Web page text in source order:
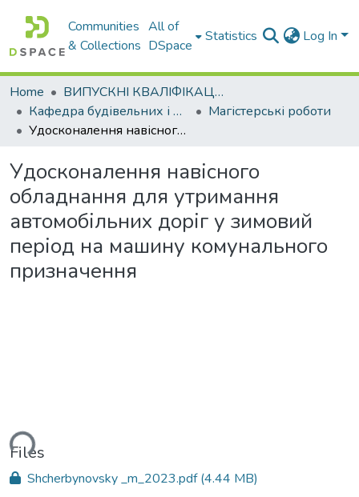
Communities
& Collections
All of
DSpace
Statistics Log In
Home
ВИПУСКНІ КВАЛІФІКАЦІЙНІ РОБОТИ
Кафедра будівельних і дорожніх машин
Магістерські роботи
Удосконалення навісного обладнання для утримання автомобільних доріг у зимовий період на машину комунального призначення
Удосконалення навісного
обладнання для утримання
автомобільних доріг у зимовий
період на машину комунального
призначення
Files
Shcherbynovsky _m_2023.pdf(4.44 MB)